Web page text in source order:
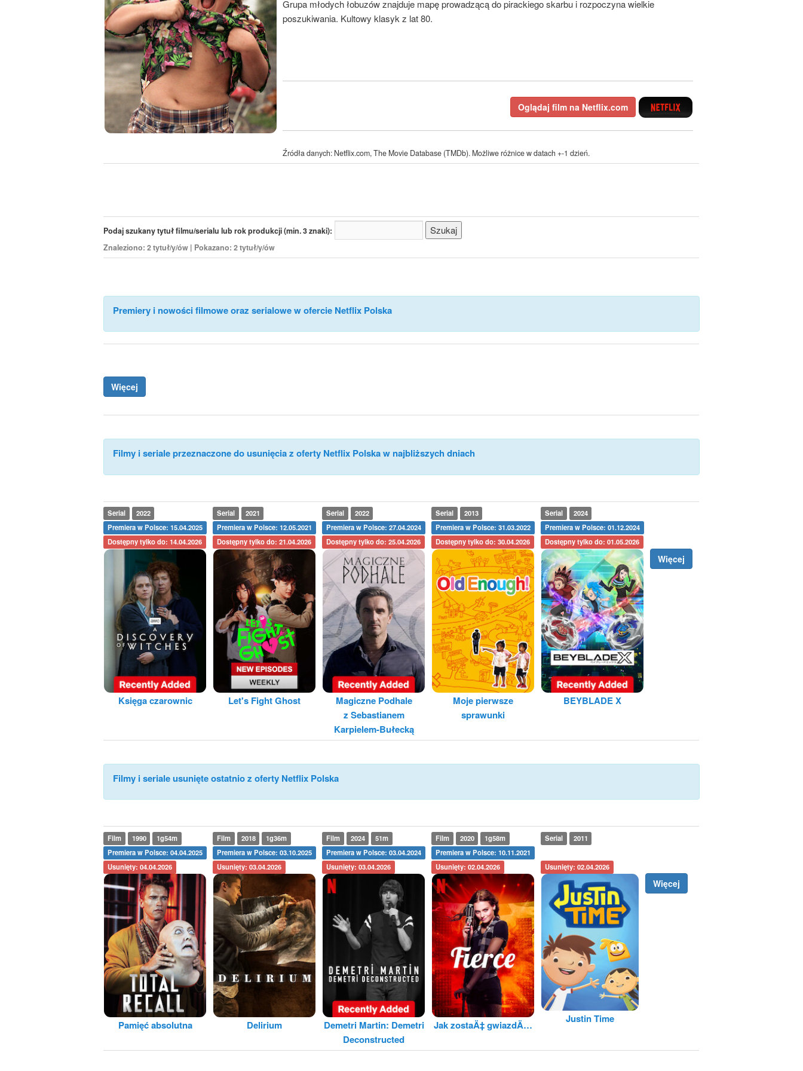
Grupa młodych łobuzów znajduje mapę prowadzącą do pirackiego skarbu i rozpoczyna wielkie
poszukiwania. Kultowy klasyk z lat 80.
Oglądaj film na Netflix.com
Źródła danych: Netflix.com, The Movie Database (TMDb). Możliwe różnice w datach +-1 dzień.
Podaj szukany tytuł filmu/serialu lub rok produkcji (min. 3 znaki):
Znaleziono: 2 tytuł/y/ów | Pokazano: 2 tytuł/y/ów
Premiery i nowości filmowe oraz serialowe w ofercie Netflix Polska
Więcej
Filmy i seriale przeznaczone do usunięcia z oferty Netflix Polska w najbliższych dniach
Serial
2022
Premiera w Polsce: 15.04.2025
Dostępny tylko do: 14.04.2026
Księga czarownic
Serial
2021
Premiera w Polsce: 12.05.2021
Dostępny tylko do: 21.04.2026
Let's Fight Ghost
Serial
2022
Premiera w Polsce: 27.04.2024
Dostępny tylko do: 25.04.2026
Magiczne Podhale
z Sebastianem
Karpielem-Bułecką
Serial
2013
Premiera w Polsce: 31.03.2022
Dostępny tylko do: 30.04.2026
Moje pierwsze
sprawunki
Serial
2024
Premiera w Polsce: 01.12.2024
Dostępny tylko do: 01.05.2026
BEYBLADE X
Więcej
Filmy i seriale usunięte ostatnio z oferty Netflix Polska
Film 1990
1g54m
Premiera w Polsce: 04.04.2025
Usunięty: 04.04.2026
Pamięć absolutna
Film 2018
1g36m
Premiera w Polsce: 03.10.2025
Usunięty: 03.04.2026
Delirium
Film 2024
51m
Premiera w Polsce: 03.04.2024
Usunięty: 03.04.2026
Demetri Martin: Demetri
Deconstructed
Film 2020
1g58m
Premiera w Polsce: 10.11.2021
Usunięty: 02.04.2026
Jak zostaÄ‡ gwiazdÄ…
Serial 2011
Usunięty: 02.04.2026
Justin Time
Więcej